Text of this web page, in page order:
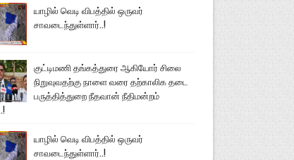
யாழில் வெடி விபத்தில் ஒருவர்
சாவடைந்துள்ளார்..!
குட்டிமணி தங்கத்துரை ஆகியோர் சிலை
நிறுவுவதற்கு நாளை வரை தற்காலிக தடை
பருத்தித்துறை நீதவான் நீதிமன்றம்
யாழில் வெடி விபத்தில் ஒருவர்
சாவடைந்துள்ளார்..!